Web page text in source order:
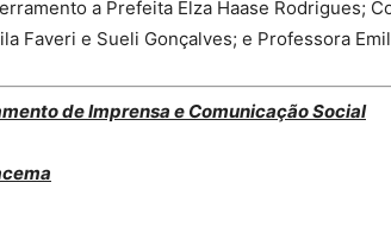
a Prefeita Elza Haase Rodrigues;
Faveri e Sueli Gonçalves; e Professora
de Imprensa e Comunicação Social